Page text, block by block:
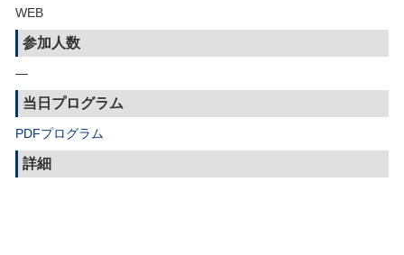
WEB
参加人数
—
当日プログラム
PDFプログラム
詳細